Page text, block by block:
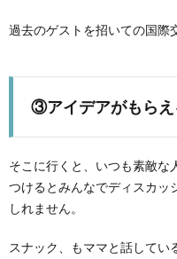
過去のゲストを招いての国際
③アイデアがもらえ
そこに行くと、いつも素敵な
つけるとみんなでディスカッ
しれません。
スナック、もママと話してい